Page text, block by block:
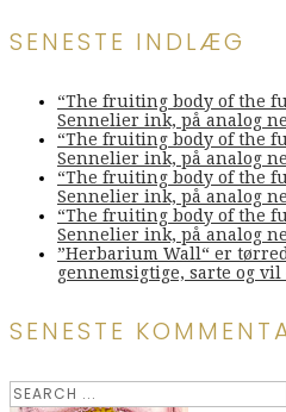
SENESTE INDLÆG
“The fruiting body of the
Sennelier ink, på analog
“The fruiting body of the
Sennelier ink, på analog
“The fruiting body of the
Sennelier ink, på analog
“The fruiting body of the
Sennelier ink, på analog
”Herbarium Wall“ er
gennemsigtige, sarte og
SENESTE